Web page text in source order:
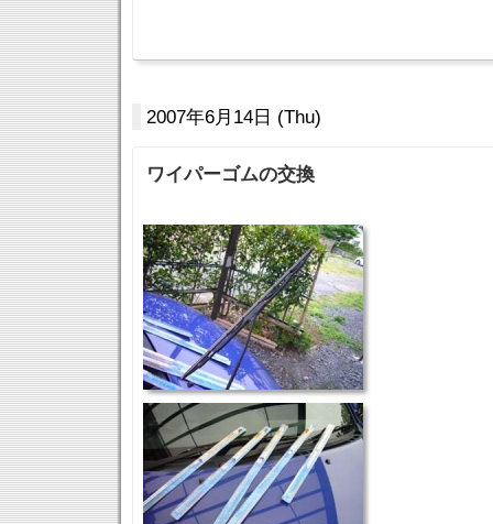
2007年6月14日 (Thu)
ワイパーゴムの交換